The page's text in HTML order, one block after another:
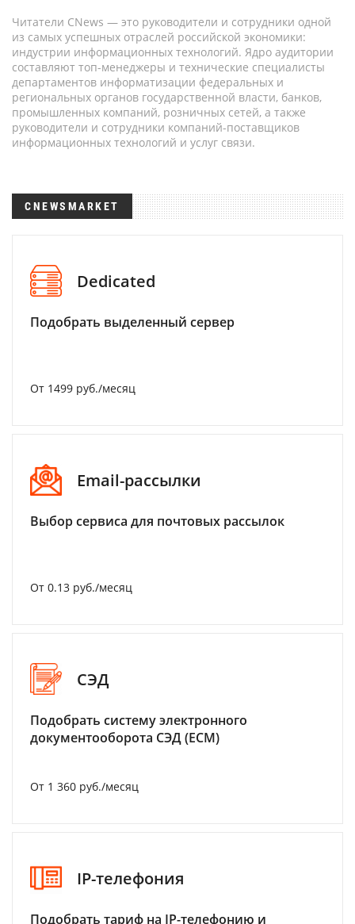
Читатели CNews — это руководители и сотрудники одной
из самых успешных отраслей российской экономики:
индустрии информационных технологий. Ядро аудитории
составляют топ-менеджеры и технические специалисты
департаментов информатизации федеральных и
региональных органов государственной власти, банков,
промышленных компаний, розничных сетей, а также
руководители и сотрудники компаний-поставщиков
информационных технологий и услуг связи.
CNEWSMARKET
Dedicated
Подобрать выделенный сервер
От 1499 руб./месяц
Email-рассылки
Выбор сервиса для почтовых рассылок
От 0.13 руб./месяц
СЭД
Подобрать систему электронного
документооборота СЭД (ECM)
От 1 360 руб./месяц
IP-телефония
Подобрать тариф на IP-телефонию и